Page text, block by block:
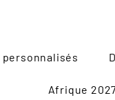
personnalisés
Afrique